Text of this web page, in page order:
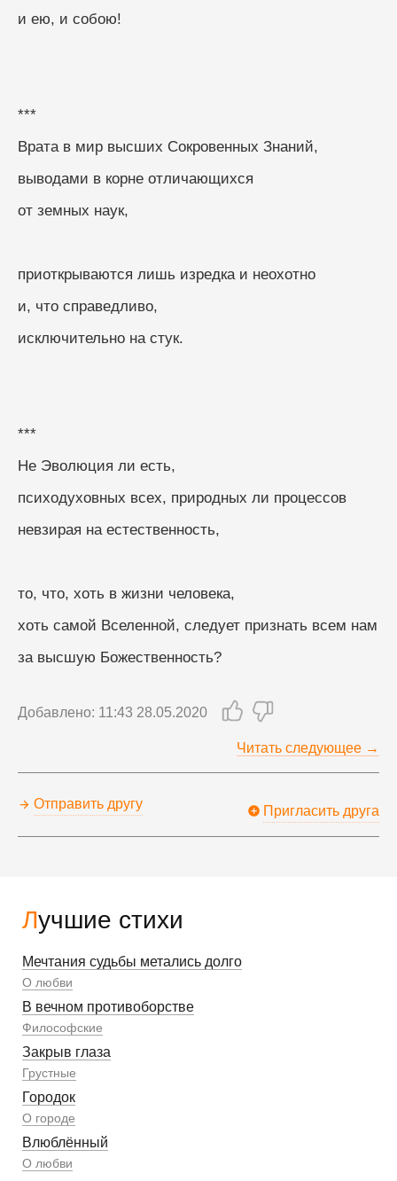
Лучшие стихи
Мечтания судьбы метались долго
О любви
В вечном противоборстве
Философские
Закрыв глаза
Грустные
Городок
О городе
Влюблённый
О любви
и ею, и собою!
***
Врата в мир высших Сокровенных Знаний,
выводами в корне отличающихся
от земных наук,
приоткрываются лишь изредка и неохотно
и, что справедливо,
исключительно на стук.
***
Не Эволюция ли есть,
психодуховных всех, природных ли процессов
невзирая на естественность,
то, что, хоть в жизни человека,
хоть самой Вселенной, следует признать всем нам
за высшую Божественность?
Добавлено: 11:43 28.05.2020
Читать следующее →
Отправить другу Пригласить друга